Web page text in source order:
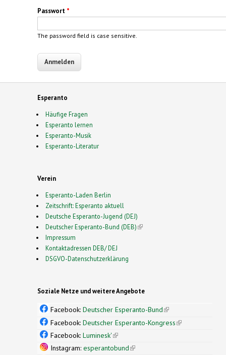
Passwort *
The password field is case sensitive.
Esperanto
Häufige Fragen
Esperanto lernen
Esperanto-Musik
Esperanto-Literatur
Verein
Esperanto-Laden Berlin
Zeitschrift: Esperanto aktuell
Deutsche Esperanto-Jugend (DEJ)
Deutscher Esperanto-Bund (DEB)(link is external)
Impressum
Kontaktadressen DEB/ DEJ
DSGVO-Datenschutzerklärung
Soziale Netze und weitere Angebote
Facebook: Deutscher Esperanto-Bund(link is
external)
Facebook: Deutscher Esperanto-Kongress(link is
Facebook: Luminesk'(link is external)
Instagram: esperantobund(link is external)